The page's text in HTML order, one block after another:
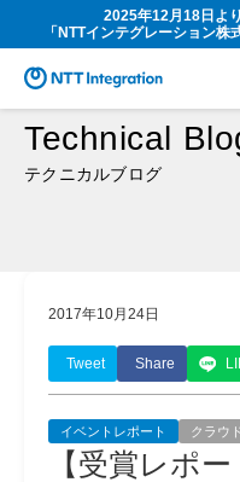
2025年12月18日よ
「NTTインテグレーション株
Technical
テクニカルブログ
2017年10月24日
Tweet Share
イベントレポート クラウ
【受賞レポ